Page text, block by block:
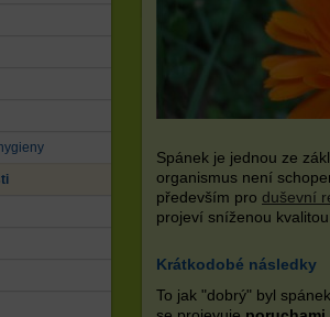
Spánek je jednou ze
organismus není
především pro duševní
projeví sníženou
Krátkodobé následky
To jak "dobrý" byl